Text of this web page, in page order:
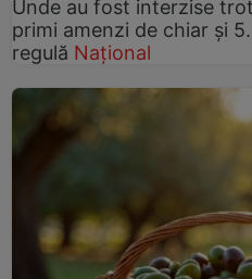
Unde au fost interzise
primi amenzi de chiar și
regulă Național